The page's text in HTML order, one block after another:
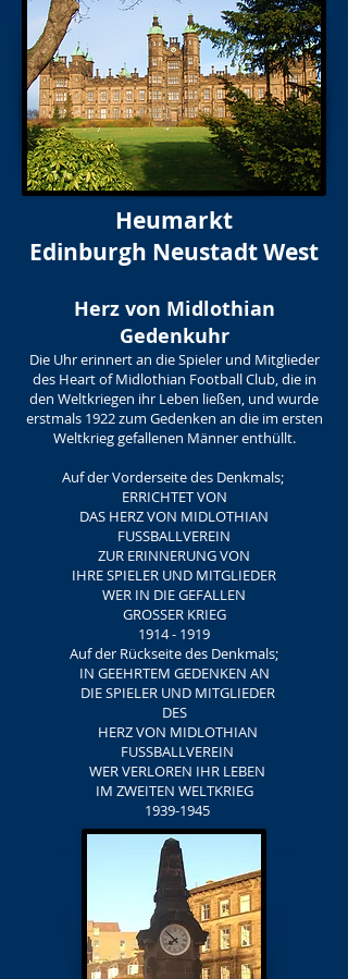
Heumarkt
Edinburgh Neustadt West
Herz von Midlothian
Gedenkuhr
Die Uhr erinnert an die Spieler und Mitglieder
des Heart of Midlothian Football Club, die in
den Weltkriegen ihr Leben ließen, und wurde
erstmals 1922 zum Gedenken an die im ersten
Weltkrieg gefallenen Männer enthüllt.
Auf der Vorderseite des Denkmals;
ERRICHTET VON
DAS HERZ VON MIDLOTHIAN
FUSSBALLVEREIN
ZUR ERINNERUNG VON
IHRE SPIELER UND MITGLIEDER
WER IN DIE GEFALLEN
GROSSER KRIEG
1914 - 1919
Auf der Rückseite des Denkmals;
IN GEEHRTEM GEDENKEN AN
DIE SPIELER UND MITGLIEDER
DES
HERZ VON MIDLOTHIAN
FUSSBALLVEREIN
WER VERLOREN IHR LEBEN
IM ZWEITEN WELTKRIEG
1939-1945